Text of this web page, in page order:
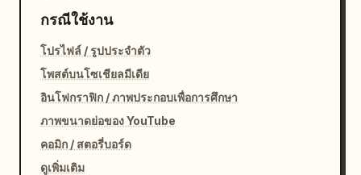
กรณีใช้งาน
โปรไฟล์ / รูปประจำตัว
โพสต์บนโซเชียลมีเดีย
อินโฟกราฟิก / ภาพประกอบเพื่อการศึกษา
ภาพขนาดย่อของ YouTube
คอมิก / สตอรี่บอร์ด
ดูเพิ่มเติม